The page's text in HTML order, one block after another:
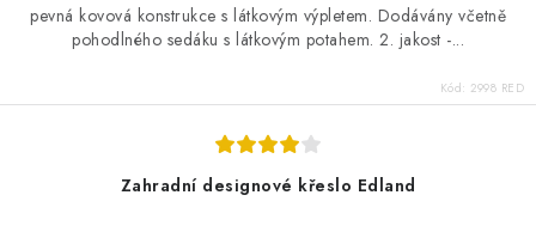
pevná kovová konstrukce s látkovým výpletem. Dodávány včetně
pohodlného sedáku s látkovým potahem. 2. jakost -...
Kód: 2998 RED
Zahradní designové křeslo Edland